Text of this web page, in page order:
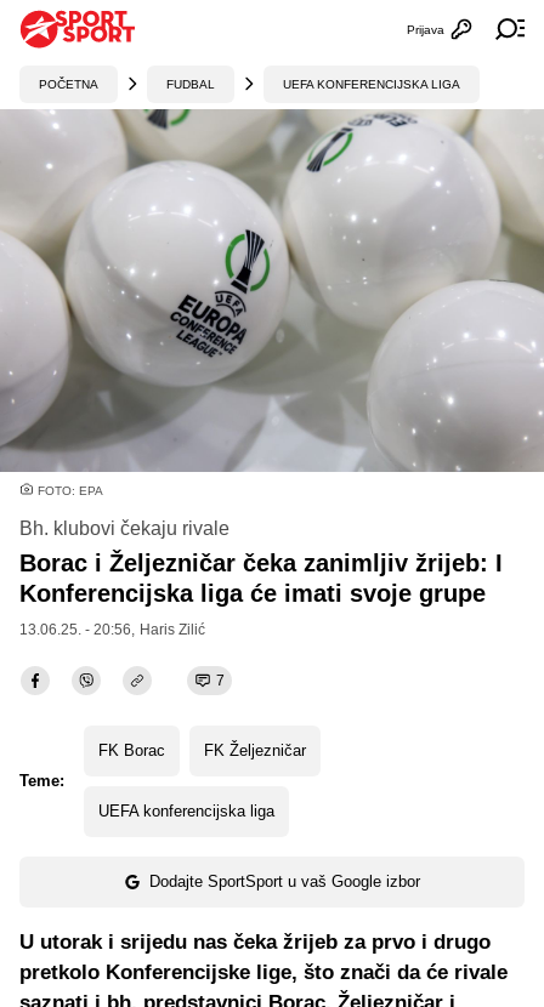
Otvori
Prijava
POČETNA FUDBAL UEFA KONFERENCIJSKA LIGA
FOTO: EPA
Bh. klubovi čekaju rivale
Borac i Željezničar čeka zanimljiv žrijeb: I
Konferencijska liga će imati svoje grupe
13.06.25. - 20:56, Haris Zilić
7
Teme:
FK Borac FK Željezničar
UEFA konferencijska liga
Dodajte SportSport u vaš Google izbor
U utorak i srijedu nas čeka žrijeb za prvo i drugo
pretkolo Konferencijske lige, što znači da će rivale
saznati i bh. predstavnici Borac, Željezničar i